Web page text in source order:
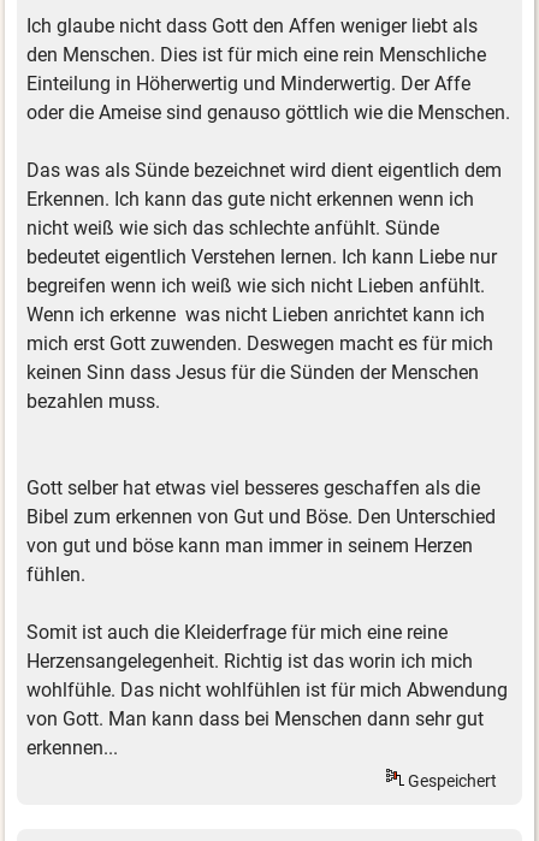
Ich glaube nicht dass Gott den Affen weniger liebt als
den Menschen. Dies ist für mich eine rein Menschliche
Einteilung in Höherwertig und Minderwertig. Der Affe
oder die Ameise sind genauso göttlich wie die Menschen.
Das was als Sünde bezeichnet wird dient eigentlich dem
Erkennen. Ich kann das gute nicht erkennen wenn ich
nicht weiß wie sich das schlechte anfühlt. Sünde
bedeutet eigentlich Verstehen lernen. Ich kann Liebe nur
begreifen wenn ich weiß wie sich nicht Lieben anfühlt.
Wenn ich erkenne was nicht Lieben anrichtet kann ich
mich erst Gott zuwenden. Deswegen macht es für mich
keinen Sinn dass Jesus für die Sünden der Menschen
bezahlen muss.
Gott selber hat etwas viel besseres geschaffen als die
Bibel zum erkennen von Gut und Böse. Den Unterschied
von gut und böse kann man immer in seinem Herzen
fühlen.
Somit ist auch die Kleiderfrage für mich eine reine
Herzensangelegenheit. Richtig ist das worin ich mich
wohlfühle. Das nicht wohlfühlen ist für mich Abwendung
von Gott. Man kann dass bei Menschen dann sehr gut
erkennen...
Gespeichert